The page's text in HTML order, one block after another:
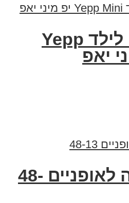
כסא קדמי לילד Yepp
סוללה צרה לאופניים 48-